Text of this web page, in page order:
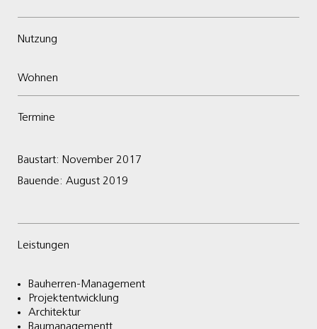
Nutzung
Wohnen
Termine
Baustart: November 2017
Bauende: August 2019
Leistungen
Bauherren-Management
Projektentwicklung
Architektur
Baumanagementt